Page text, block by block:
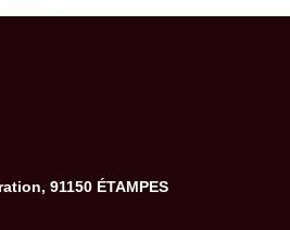
Syndic
91150 ÉTAMPES